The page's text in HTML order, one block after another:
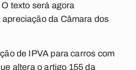
texto será agora
da Câmara dos
de IPVA para carros com
altera o artigo 155 da